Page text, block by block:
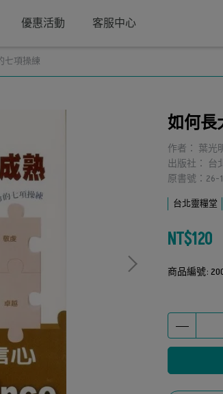
優惠活動 客服中心
七項操練
如何長
作者： 葉光
出版社： 台
原書號：26-
台北靈糧堂
NT$120
商品編號: